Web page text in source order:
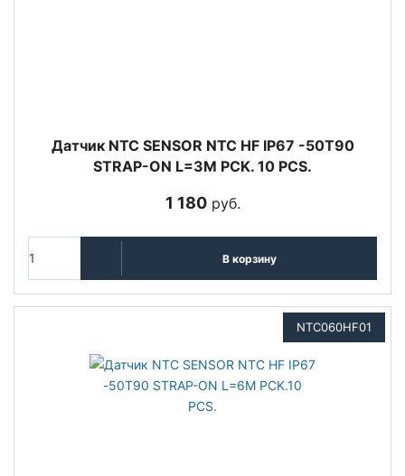
Датчик NTC SENSOR NTC HF IP67 -50T90
STRAP-ON L=3M PCK. 10 PCS.
1 180руб.
В корзину
NTC060HF01